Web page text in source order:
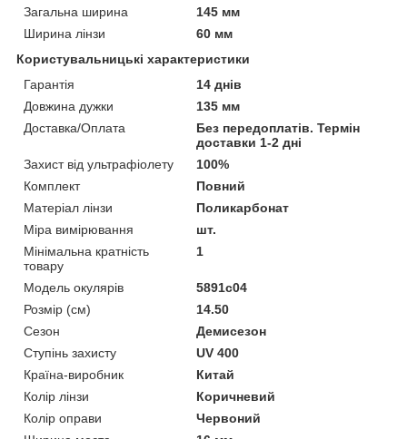
Загальна ширина
145 мм
Ширина лінзи
60 мм
Користувальницькі характеристики
Гарантія
14 днів
Довжина дужки
135 мм
Доставка/Оплата
Без передоплатів. Термін
доставки 1-2 дні
Захист від ультрафіолету
100%
Комплект
Повний
Матеріал лінзи
Поликарбонат
Міра вимірювання
шт.
Мінімальна кратність
товару
1
Модель окулярів
5891с04
Розмір (см)
14.50
Сезон
Демисезон
Ступінь захисту
UV 400
Країна-виробник
Китай
Колір лінзи
Коричневий
Колір оправи
Червоний